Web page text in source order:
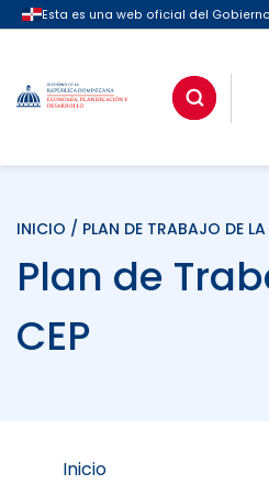
INICIO / PLAN DE TRABAJO DE LA
Plan de
CEP
Inicio